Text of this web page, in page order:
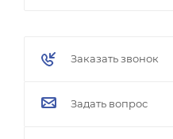
Заказать звонок
Задать вопрос